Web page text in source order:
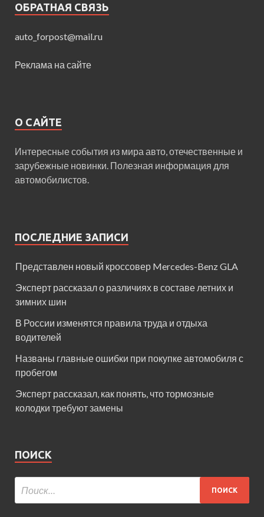
ОБРАТНАЯ СВЯЗЬ
auto_forpost@mail.ru
Реклама на сайте
О САЙТЕ
Интересные события из мира авто, отечественные и
зарубежные новинки. Полезная информация для
автомобилистов.
ПОСЛЕДНИЕ ЗАПИСИ
Представлен новый кроссовер Mercedes-Benz GLA
Эксперт рассказал о различиях в составе летних и
зимних шин
В России изменятся правила труда и отдыха
водителей
Названы главные ошибки при покупке автомобиля с
пробегом
Эксперт рассказал, как понять, что тормозные
колодки требуют замены
ПОИСК